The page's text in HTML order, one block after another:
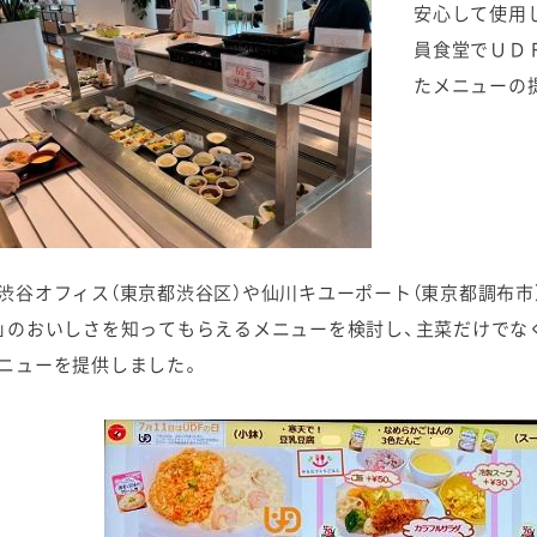
安心して使用
員食堂でＵＤ
たメニューの
谷オフィス（東京都渋谷区）や仙川キユーポート（東京都調布
のおいしさを知ってもらえるメニューを検討し、主菜だけでな
ューを提供しました。